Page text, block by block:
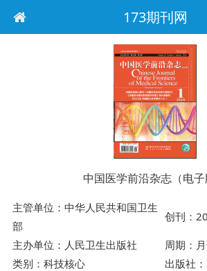
173期刊网
中国医学前沿杂志（电子
主管单位：中华人民共和国卫生
部
创刊：
主办单位：人民卫生出版社
周期：
类别：科技核心
出版社：